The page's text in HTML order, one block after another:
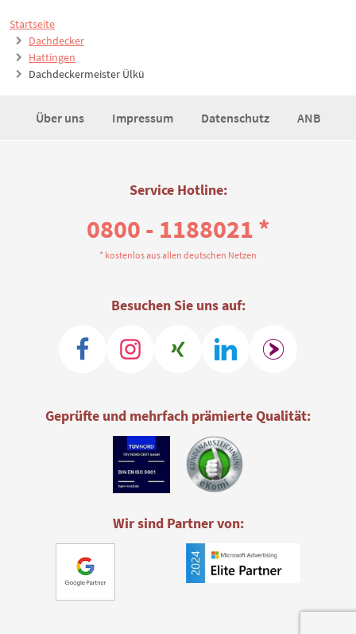
Startseite
Dachdecker
Hattingen
Dachdeckermeister Ülkü
Über uns Impressum Datenschutz ANB
Service Hotline:
0800 - 1188021 *
* kostenlos aus allen deutschen Netzen
Besuchen Sie uns auf:
Geprüfte und mehrfach prämierte Qualität:
Wir sind Partner von: